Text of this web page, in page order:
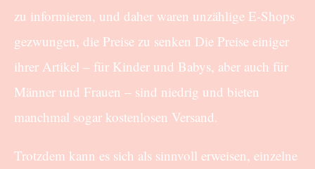
zu informieren, und daher waren unzählige E-Shops
gezwungen, die Preise zu senken Die Preise einiger
ihrer Artikel – für Kinder und Babys, aber auch für
Männer und Frauen – sind niedrig und bieten
manchmal sogar kostenlosen Versand.
Trotzdem kann es sich als sinnvoll erweisen, einzelne